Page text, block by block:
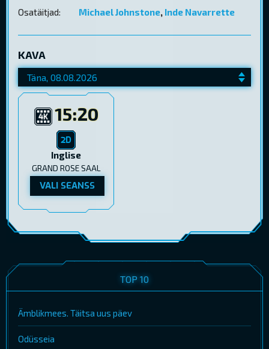
Osatäitjad:
Michael Johnstone, Inde Navarrette
KAVA
15:20
Inglise
GRAND ROSE SAAL
VALI SEANSS
TOP 10
Ämblikmees. Täitsa uus päev
Odüsseia